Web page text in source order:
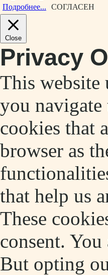
Подробнее... СОГЛАСЕН
Close
Privacy
This website
you navigate
cookies that
browser as
that help us
These
consent.
But opting